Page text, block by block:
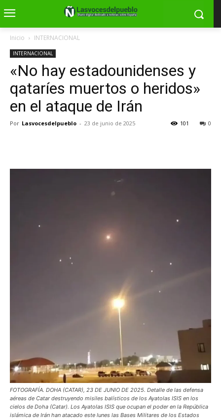
Inicio INTERNACIONAL
INTERNACIONAL
«No hay estadounidenses y
qataríes muertos o heridos»
en el ataque de Irán
Por Lasvocesdelpueblo - 23 de junio de 2025 0
101
FOTOGRAFÍA. DOHA (CATAR), 23 DE JUNIO DE 2025. Detalle de las defensa
aéreas de Catar destruyendo misiles balísticos de los Ayatolas ISIS en los
cielos de Doha (Catar). Los Ayatolas ISIS que ocupan el poder en la República
islámica de Irán han atacado este lunes las Bases Militares de los Estados